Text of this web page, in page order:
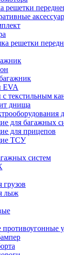
решетки
решетки
EVA
текстильным
днища
для багажных
для прицепов
ТСУ
систем
грузов
лыж